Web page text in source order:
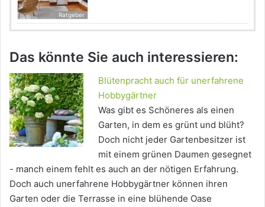
Ratgeber
Das könnte Sie auch interessieren:
Blütenpracht auch für unerfahrene
Hobbygärtner
Was gibt es Schöneres als einen
Garten, in dem es grünt und blüht?
Doch nicht jeder Gartenbesitzer ist
mit einem grünen Daumen gesegnet
- manch einem fehlt es auch an der nötigen Erfahrung.
Doch auch unerfahrene Hobbygärtner können ihren
Garten oder die Terrasse in eine blühende Oase